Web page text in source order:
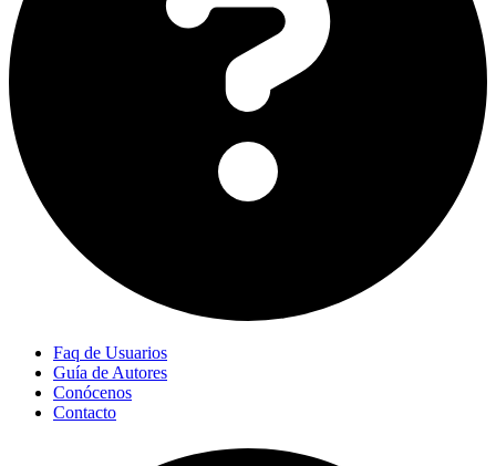
Faq de Usuarios
Guía de Autores
Conócenos
Contacto